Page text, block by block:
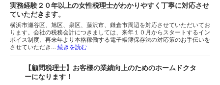
実務経験２０年以上の女性税理士がわかりやすく丁寧に対応させ
ていただきます。
横浜市瀬谷区、旭区、泉区、藤沢市、鎌倉市周辺を対応させていただいてお
ります。会社の税務会計につきましては、来年１０月からスタートするイン
ボイス制度、再来年より本格稼働する電子帳簿保存法の対応策のお手伝いを
させていただき… 続きを読む
【顧問税理士】お客様の業績向上のためのホームドクタ
ーになります！